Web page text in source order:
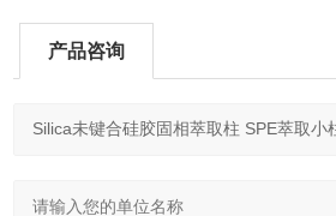
产品咨询